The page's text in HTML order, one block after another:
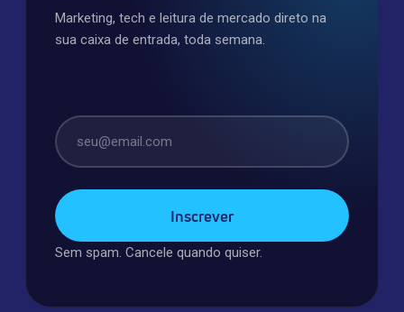
Marketing, tech e leitura de mercado direto na
sua caixa de entrada, toda semana.
Sem spam. Cancele quando quiser.